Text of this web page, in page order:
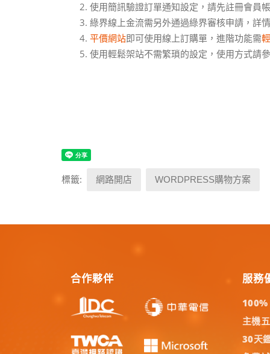
2. 使用簡訊驗證訂單通知設定，請先註冊會員
3. 綠界線上金流需另外通過綠界審核申請，詳
4. 平價網站即可使用線上訂購單，進階功能需
5. 使用輕鬆架站不需繁瑣的設定，使用方式請
標籤: 網路開店 WORDPRESS購物方案
合作夥伴
服務
100%
主機
30天